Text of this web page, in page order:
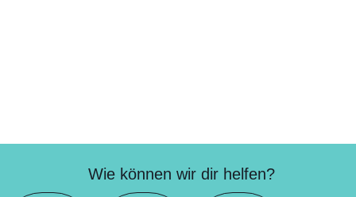
Wie können wir dir helfen?